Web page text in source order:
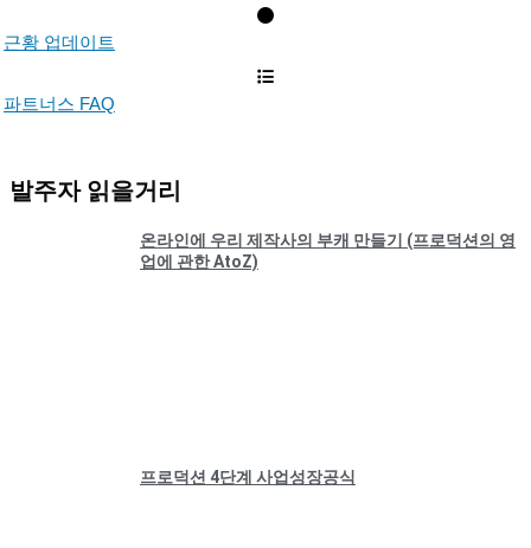
근황 업데이트
파트너스 FAQ
발주자 읽을거리
온라인에 우리 제작사의 부캐 만들기 (프로덕션의 영
업에 관한 AtoZ)
프로덕션 4단계 사업성장공식